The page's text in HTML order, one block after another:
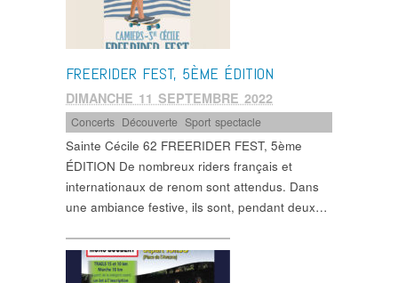
FREERIDER FEST, 5ÈME ÉDITION
DIMANCHE 11 SEPTEMBRE 2022
Concerts Découverte ,Sport spectacle
Sainte Cécile 62 FREERIDER FEST, 5ème
ÉDITION De nombreux riders français et
internationaux de renom sont attendus. Dans
une ambiance festive, ils sont, pendant deux…